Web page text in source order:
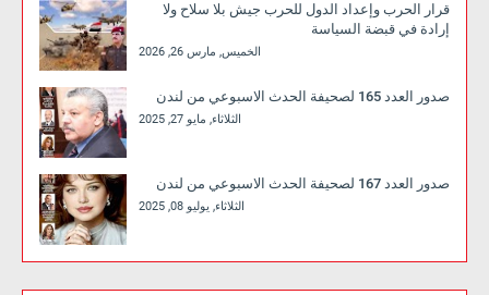
قرار الحرب وإعداد الدول للحرب جيش بلا سلاح ولا
إرادة في قبضة السياسة
الخميس, مارس 26, 2026
صدور العدد 165 لصحيفة الحدث الاسبوعي من لندن
الثلاثاء, مايو 27, 2025
صدور العدد 167 لصحيفة الحدث الاسبوعي من لندن
الثلاثاء, يوليو 08, 2025